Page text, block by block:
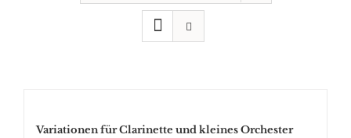
Variationen für Clarinette und kleines Orchester